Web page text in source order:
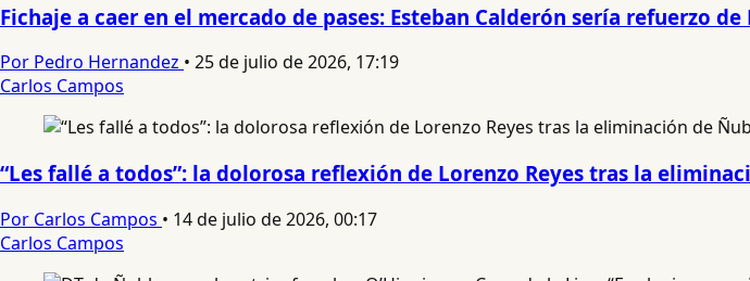
Fichaje a caer en el mercado de pases: Esteban Calderón sería refuerzo de
Por Pedro Hernandez • 25 de julio de 2026, 17:19
Carlos Campos
“Les fallé a todos”: la dolorosa reflexión de Lorenzo Reyes tras la
Por Carlos Campos • 14 de julio de 2026, 00:17
Carlos Campos